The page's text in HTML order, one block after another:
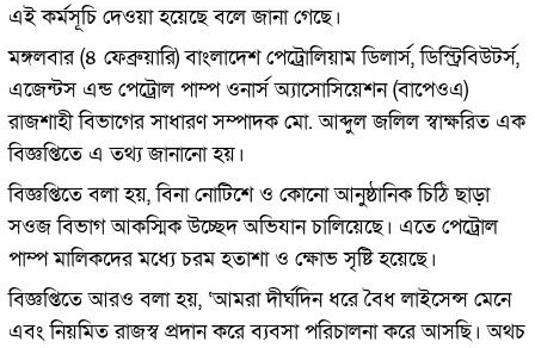
এই কর্মসূচি দেওয়া হয়েছে বলে জানা গেছে।
মঙ্গলবার (৪ ফেব্রুয়ারি) বাংলাদেশ পেট্রোলিয়াম ডিলার্স, ডিস্ট্রিবিউটর্স,
এজেন্টস এন্ড পেট্রোল পাম্প ওনার্স অ্যাসোসিয়েশন (বাপেওএ)
রাজশাহী বিভাগের সাধারণ সম্পাদক মো. আব্দুল জলিল স্বাক্ষরিত এক
বিজ্ঞপ্তিতে এ তথ্য জানানো হয়।
বিজ্ঞপ্তিতে বলা হয়, বিনা নোটিশে ও কোনো আনুষ্ঠানিক চিঠি ছাড়া
সওজ বিভাগ আকস্মিক উচ্ছেদ অভিযান চালিয়েছে। এতে পেট্রোল
পাম্প মালিকদের মধ্যে চরম হতাশা ও ক্ষোভ সৃষ্টি হয়েছে।
বিজ্ঞপ্তিতে আরও বলা হয়, ‘আমরা দীর্ঘদিন ধরে বৈধ লাইসেন্স মেনে
এবং নিয়মিত রাজস্ব প্রদান করে ব্যবসা পরিচালনা করে আসছি। অথচ